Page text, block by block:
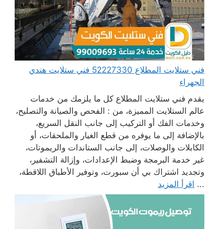
فني ستلايت المطلاع 52227330 فني ستلايت هندي
الجهراء
يقدم فني ستلايت المطلاع كل ما يلزمك من خدمات
عالم الستلايت المميزة، من : الفحص والصيانة والتصليح،
وخدمات الفك أو التركيب إلى جانب النقل السريع،
بالإضافة إلى ما يوفره من قطع الغيار والملحقات، أو
الكابلات والوصلات، إلى جانب الستاندات والريموتات،
غير خدمة البرمجة وضبط الإعدادات، وإزالة التشفير،
وتجديد اشتراك بي أن سبورت، وتوفير الأطباق اللاقطة،
... اقرأ المزيد